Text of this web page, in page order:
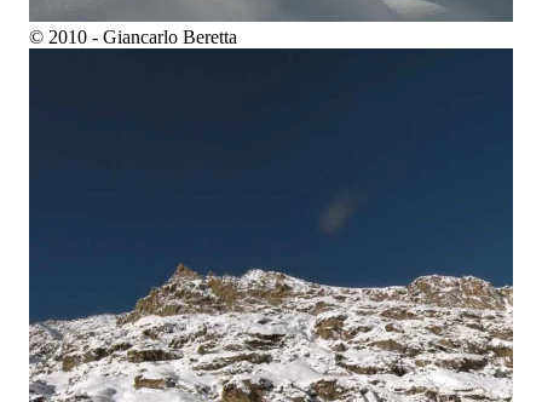
© 2010 - Giancarlo Beretta